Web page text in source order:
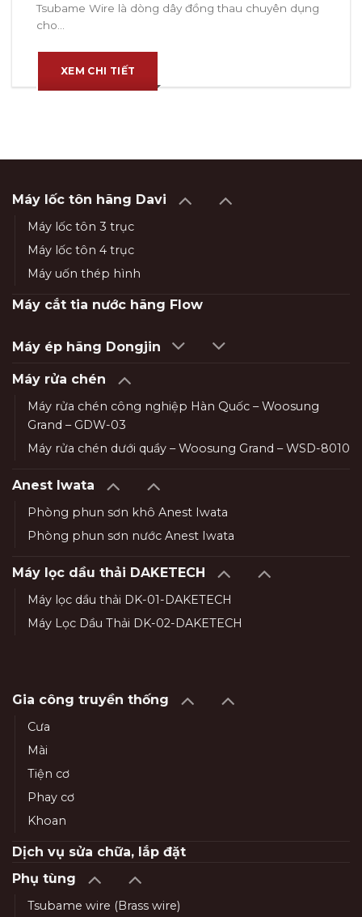
Tsubame Wire là dòng dây đồng thau chuyên dụng
cho...
XEM CHI TIẾT
Máy lốc tôn hãng Davi
Máy lốc tôn 3 trục
Máy lốc tôn 4 trục
Máy uốn thép hình
Máy cắt tia nước hãng Flow
Máy ép hãng Dongjin
Máy rửa chén
Máy rửa chén công nghiệp Hàn Quốc – Woosung
Grand – GDW-03
Máy rửa chén dưới quầy – Woosung Grand – WSD-8010
Anest Iwata
Phòng phun sơn khô Anest Iwata
Phòng phun sơn nước Anest Iwata
Máy lọc dầu thải DAKETECH
Máy lọc dầu thải DK-01-DAKETECH
Máy Lọc Dầu Thải DK-02-DAKETECH
Gia công truyền thống
Cưa
Mài
Tiện cơ
Phay cơ
Khoan
Dịch vụ sửa chữa, lắp đặt
Phụ tùng
Tsubame wire (Brass wire)